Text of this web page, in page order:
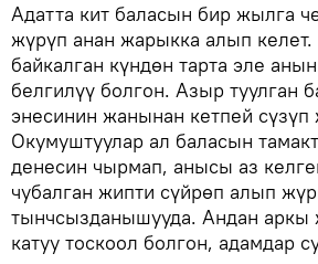
Адатта кит баласын бир жылга
жүрүп анан жарыкка алып
байкалган күндөн тарта эле
белгилүү болгон. Азыр туулган
энесинин жанынан кетпей сүзүп
Окумуштуулар ал баласын
денесин чырмап, анысы аз
чубалган жипти сүйрөп алып
тынчсызданышууда. Андан
катуу тоскоол болгон, адамдар